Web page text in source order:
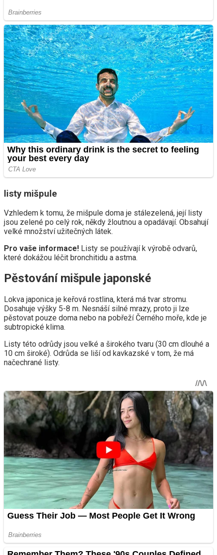
listy mišpule
Vzhledem k tomu, že mišpule doma je stálezelená, její listy
jsou zelené po celý rok, někdy žloutnou a opadávají. Obsahují
velké množství užitečných látek.
Pro vaše informace! Listy se používají k výrobě odvarů,
které dokážou léčit bronchitidu a astma.
Pěstování mišpule japonské
Lokva japonica je keřová rostlina, která má tvar stromu.
Dosahuje výšky 5-8 m. Nesnáší silné mrazy, proto ji lze
pěstovat pouze doma nebo na pobřeží Černého moře, kde je
subtropické klima.
Listy této odrůdy jsou velké a širokého tvaru (30 cm dlouhé a
10 cm široké). Odrůda se liší od kavkazské v tom, že má
načechrané listy.